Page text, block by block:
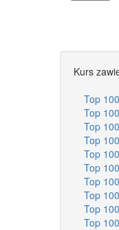
Kurs
Top
Top
Top
Top
Top
Top
Top
Top
Top
Top